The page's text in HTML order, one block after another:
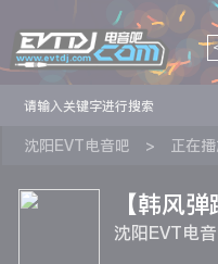
沈阳EVT电音吧 > 正在
【韩风
沈阳EVT电